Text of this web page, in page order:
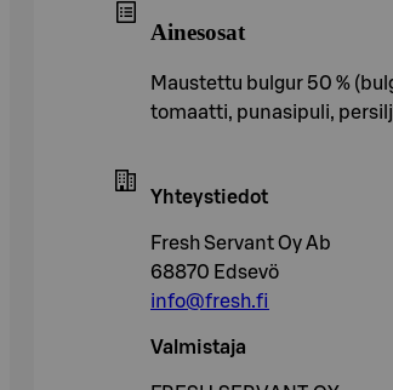
Ainesosat
Maustettu bulgur 50 %
tomaatti, punasipuli,
Yhteystiedot
Fresh Servant Oy Ab
68870 Edsevö
info@fresh.fi
Valmistaja